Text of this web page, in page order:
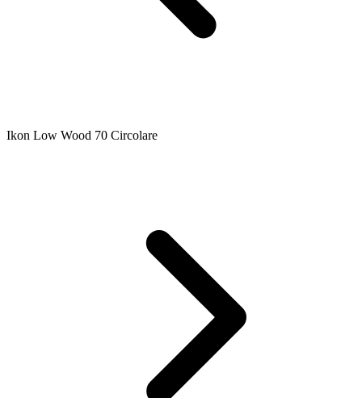
Ikon Low Wood 70 Circolare